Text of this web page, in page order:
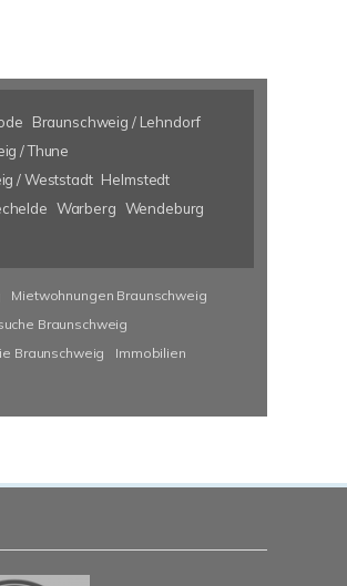
Braunschweig / Lehndorf
/ Thune
/ Weststadt Helmstedt
Warberg Wendeburg
Mietwohnungen Braunschweig
Braunschweig
Braunschweig
Immobilien